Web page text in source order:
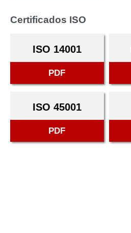
Certificados ISO
ISO 14001
PDF
ISO 45001
PDF